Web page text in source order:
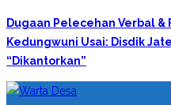
Dugaan Pelecehan Verbal &
Kedungwuni Usai: Disdik
“Dikantorkan”